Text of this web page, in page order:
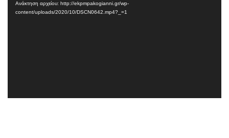
Βίντεο
Ανάκτηση αρχείου: http://ekpmpakogianni.gr/wp-
content/uploads/2020/10/DSCN0642.mp4?_=1